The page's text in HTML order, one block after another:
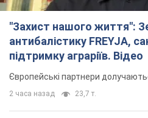
"Захист нашого життя":
антибалістику FREYJA,
підтримку аграріїв. Відео
Європейські партнери
2 часа назад 23,7 т.